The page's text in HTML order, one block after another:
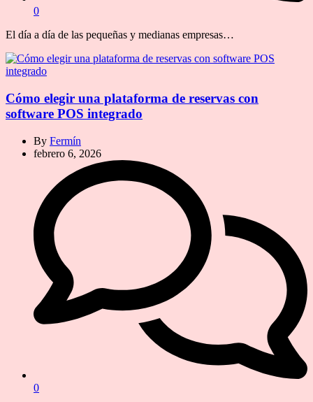
0
El día a día de las pequeñas y medianas empresas…
Cómo elegir una plataforma de reservas con
software POS integrado
By Fermín
febrero 6, 2026
0